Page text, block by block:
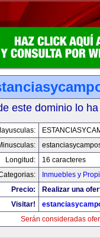
este dominio lo
Longitud:
16 caracteres
Inmuebles y
Precio:
Realizar una
Visitar!
Serán consideradas